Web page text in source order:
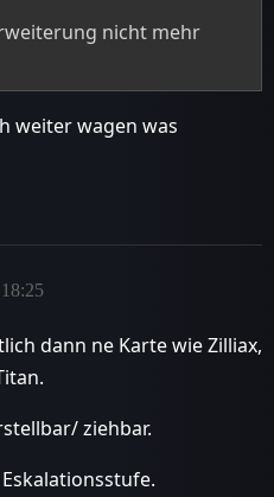
nicht mehr
weiter wagen was
dann ne Karte wie Zilliax,
ziehbar.